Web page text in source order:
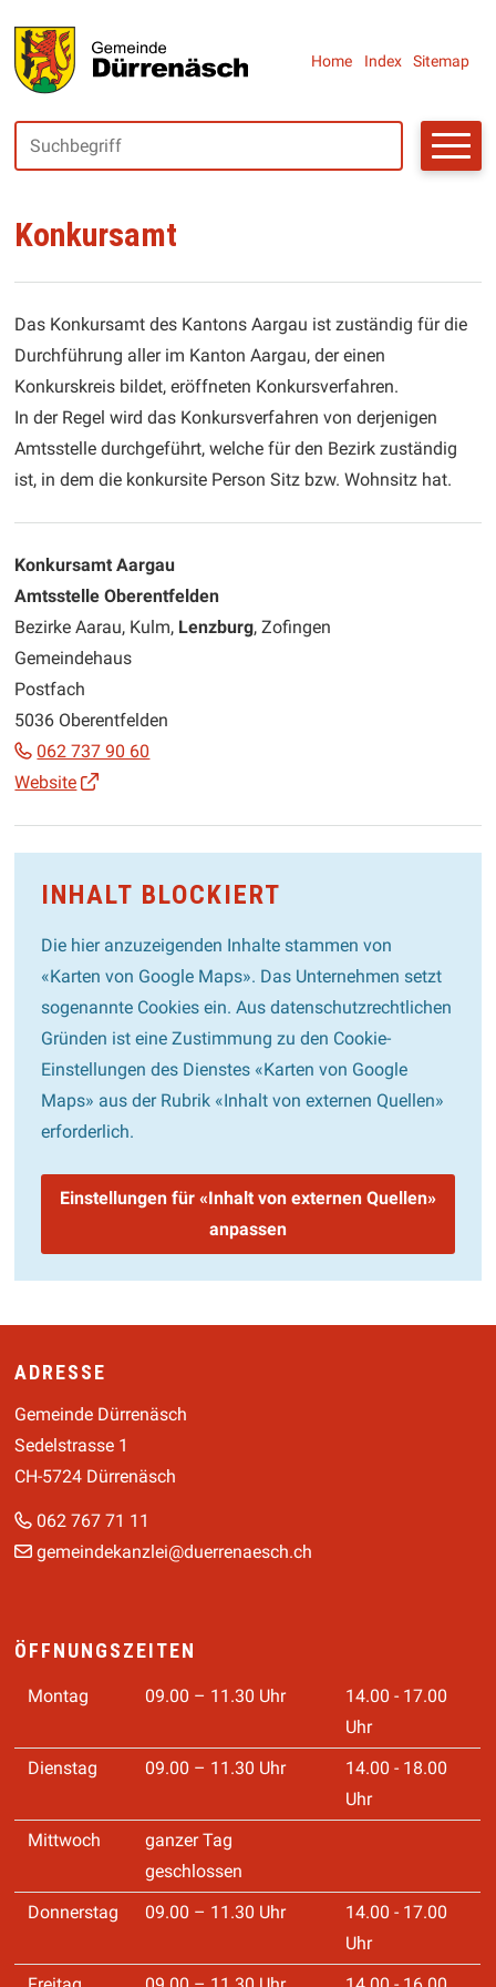
Navigieren in Dürrenäsch
Home Index Sitemap
Suchbegriff
Suche
Konkursamt
Das Konkursamt des Kantons Aargau ist zuständig für die
Durchführung aller im Kanton Aargau, der einen
Konkurskreis bildet, eröffneten Konkursverfahren.
In der Regel wird das Konkursverfahren von derjenigen
Amtsstelle durchgeführt, welche für den Bezirk zuständig
ist, in dem die konkursite Person Sitz bzw. Wohnsitz hat.
Konkursamt Aargau
Amtsstelle Oberentfelden
Bezirke Aarau, Kulm, Lenzburg, Zofingen
Gemeindehaus
Postfach
5036 Oberentfelden
062 737 90 60
Website
INHALT BLOCKIERT
Die hier anzuzeigenden Inhalte stammen von
«Karten von Google Maps». Das Unternehmen setzt
sogenannte Cookies ein. Aus datenschutzrechtlichen
Gründen ist eine Zustimmung zu den Cookie-
Einstellungen des Dienstes «Karten von Google
Maps» aus der Rubrik «Inhalt von externen Quellen»
erforderlich.
Einstellungen für «Inhalt von externen Quellen»
anpassen
Footer
ADRESSE
Gemeinde Dürrenäsch
Sedelstrasse 1
CH-5724 Dürrenäsch
062 767 71 11
gemeindekanzlei@duerrenaesch.ch
ÖFFNUNGSZEITEN
Montag 09.00 – 11.30 Uhr
14.00 - 17.00
Uhr
Dienstag
09.00 – 11.30 Uhr
14.00 - 18.00
Uhr
Mittwoch
ganzer Tag
geschlossen
Donnerstag
09.00 – 11.30 Uhr
14.00 - 17.00
Uhr